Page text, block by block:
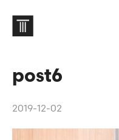
post6
2019-12-02